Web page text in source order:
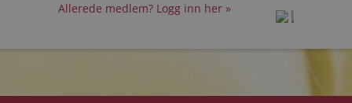
Allerede medlem? Logg inn her »